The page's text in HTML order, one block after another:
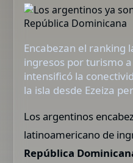
Encabezan el ranking
ingresos por turismo
intensificó la
la isla desde Ezeiza
Los argentinos
latinoamericano de
República